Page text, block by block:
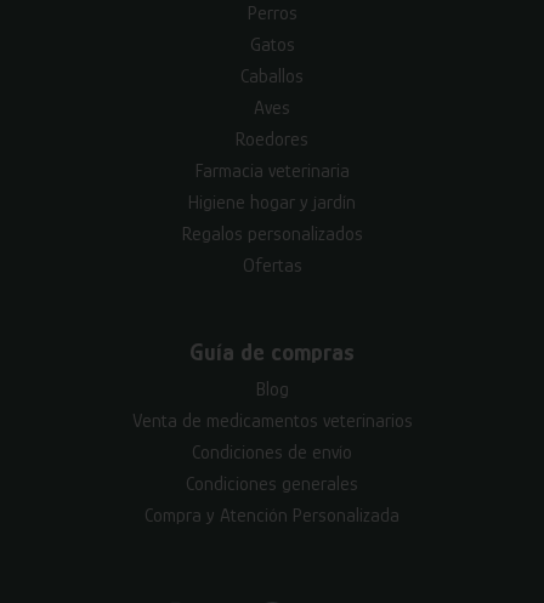
Perros
Gatos
Caballos
Aves
Roedores
Farmacia veterinaria
Higiene hogar y jardín
Regalos personalizados
Ofertas
Guía de compras
Blog
Venta de medicamentos veterinarios
Condiciones de envío
Condiciones generales
Compra y Atención Personalizada